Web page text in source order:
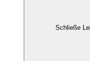
Schließe